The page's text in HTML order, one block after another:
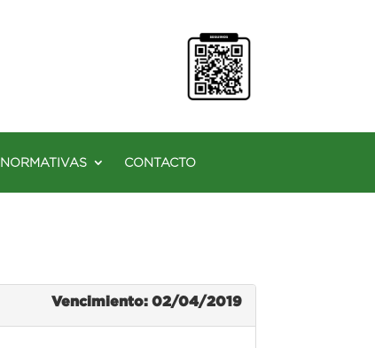
NORMATIVAS CONTACTO
Vencimiento: 02/04/2019